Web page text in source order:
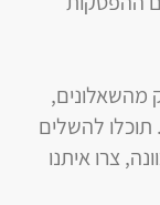
מהשאלונים,
להשלים
צרו איתנו